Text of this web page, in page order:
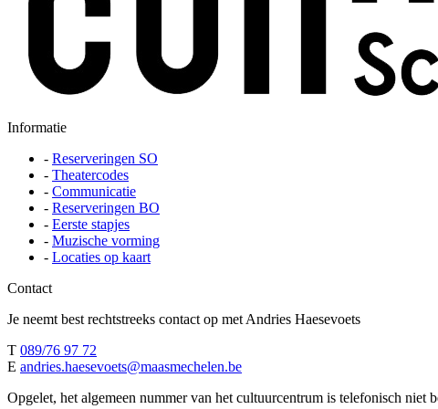
Informatie
- Reserveringen SO
- Theatercodes
- Communicatie
- Reserveringen BO
- Eerste stapjes
- Muzische vorming
- Locaties op kaart
Contact
Je neemt best rechtstreeks contact op met Andries Haesevoets
T 089/76 97 72
E andries.haesevoets@maasmechelen.be
Opgelet, het algemeen nummer van het cultuurcentrum is telefonisch niet